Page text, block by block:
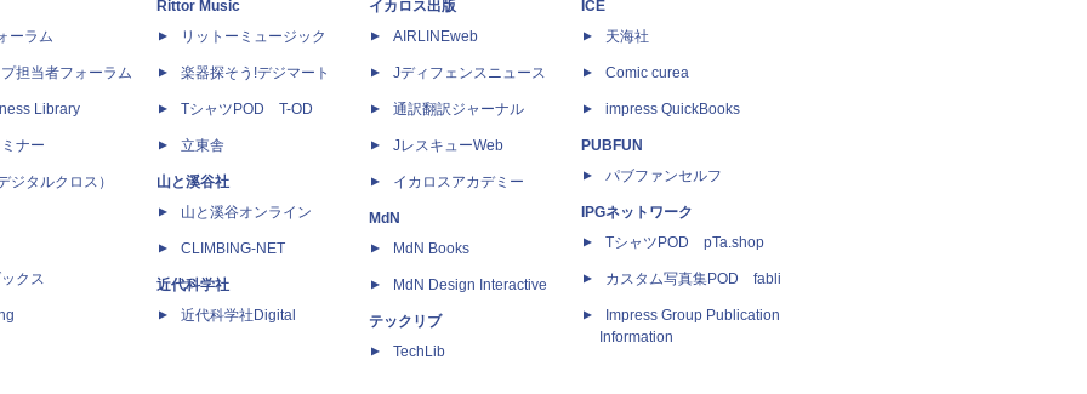
ーラム
担当者フォーラム
Library
ナー
ジタルクロス）
クス
Rittor Music
リットーミュージック
楽器探そう!デジマート
TシャツPOD T-OD
立東舎
山と溪谷社
山と溪谷オンライン
CLIMBING-NET
近代科学社
近代科学社Digital
イカロス出版
AIRLINEweb
Jディフェンスニュース
通訳翻訳ジャーナル
JレスキューWeb
イカロスアカデミー
MdN
MdN Books
MdN Design Interactive
テックリブ
TechLib
ICE
天海社
Comic curea
impress QuickBooks
PUBFUN
パブファンセルフ
IPGネットワーク
TシャツPOD pTa.shop
カスタム写真集POD fabli
Impress Group Publication
Information